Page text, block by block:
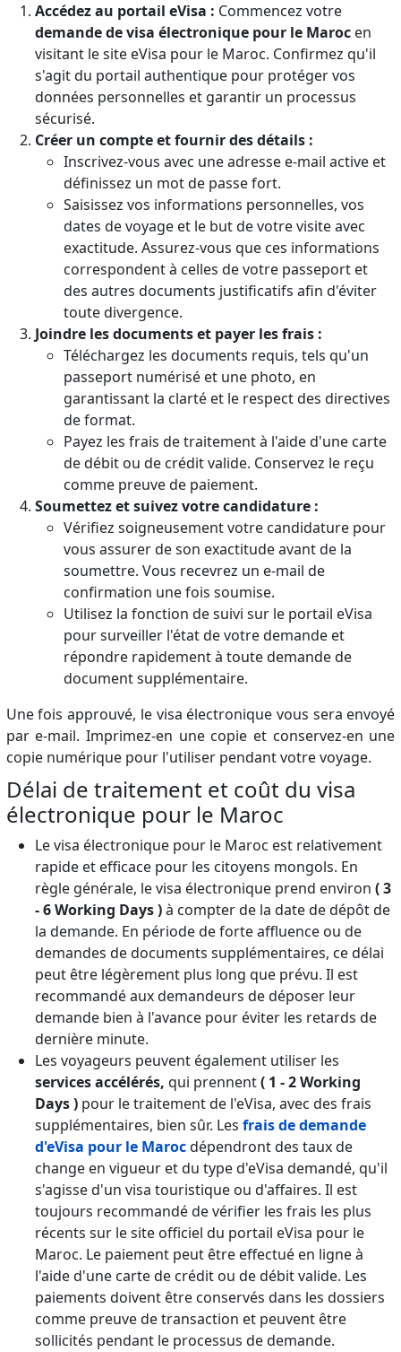
Accédez au portail eVisa : Commencez votre
demande de visa électronique pour le Marocen
visitant le site eVisa pour le Maroc. Confirmez qu'il
s'agit du portail authentique pour protéger vos
données personnelles et garantir un processus
sécurisé.
Créer un compte et fournir des détails :
Inscrivez-vous avec une adresse e-mail active et
définissez un mot de passe fort.
Saisissez vos informations personnelles, vos
dates de voyage et le but de votre visite avec
exactitude. Assurez-vous que ces informations
correspondent à celles de votre passeport et
des autres documents justificatifs afin d'éviter
toute divergence.
Joindre les documents et payer les frais :
Téléchargez les documents requis, tels qu'un
passeport numérisé et une photo, en
garantissant la clarté et le respect des directives
de format.
Payez les frais de traitement à l'aide d'une carte
de débit ou de crédit valide. Conservez le reçu
comme preuve de paiement.
Soumettez et suivez votre candidature :
Vérifiez soigneusement votre candidature pour
vous assurer de son exactitude avant de la
soumettre. Vous recevrez un e-mail de
confirmation une fois soumise.
Utilisez la fonction de suivi sur le portail eVisa
pour surveiller l'état de votre demande et
répondre rapidement à toute demande de
document supplémentaire.
Une fois approuvé, le visa électronique vous sera envoyé
par e-mail. Imprimez-en une copie et conservez-en une
copie numérique pour l'utiliser pendant votre voyage.
Délai de traitement et coût du visa
électronique pour le Maroc
Le visa électronique pour le Maroc est relativement
rapide et efficace pour les citoyens mongols. En
règle générale, le visa électronique prend environ ( 3
- 6 Working Days )à compter de la date de dépôt de
la demande. En période de forte affluence ou de
demandes de documents supplémentaires, ce délai
peut être légèrement plus long que prévu. Il est
recommandé aux demandeurs de déposer leur
demande bien à l'avance pour éviter les retards de
dernière minute.
Les voyageurs peuvent également utiliser les
services accélérés, qui prennent( 1 - 2 Working
Days )pour le traitement de l'eVisa, avec des frais
supplémentaires, bien sûr. Les frais de demande
d'eVisa pour le Marocdépendront des taux de
change en vigueur et du type d'eVisa demandé, qu'il
s'agisse d'un visa touristique ou d'affaires. Il est
toujours recommandé de vérifier les frais les plus
récents sur le site officiel du portail eVisa pour le
Maroc. Le paiement peut être effectué en ligne à
l'aide d'une carte de crédit ou de débit valide. Les
paiements doivent être conservés dans les dossiers
comme preuve de transaction et peuvent être
sollicités pendant le processus de demande.